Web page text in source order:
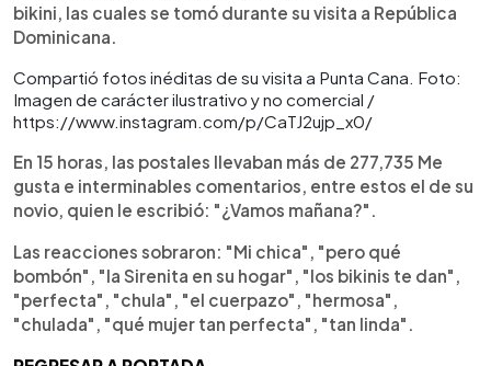
bikini, las cuales se tomó durante su visita a República
Dominicana.
Compartió fotos inéditas de su visita a Punta Cana. Foto:
Imagen de carácter ilustrativo y no comercial /
https://www.instagram.com/p/CaTJ2ujp_x0/
En 15 horas, las postales llevaban más de 277,735 Me
gusta e interminables comentarios, entre estos el de su
novio, quien le escribió: "¿Vamos mañana?".
Las reacciones sobraron: "Mi chica", "pero qué
bombón", "la Sirenita en su hogar", "los bikinis te dan",
"perfecta", "chula", "el cuerpazo", "hermosa",
"chulada", "qué mujer tan perfecta", "tan linda".